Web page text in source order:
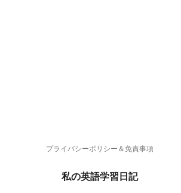
プライバシーポリシー＆免責事項
私の英語学習日記